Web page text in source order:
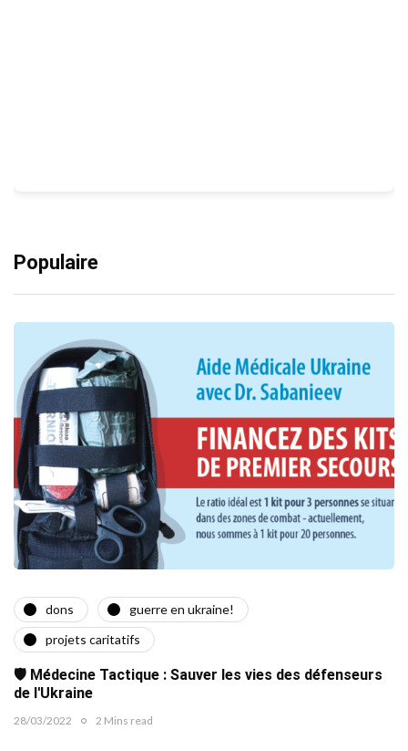
Populaire
dons
guerre en ukraine!
projets caritatifs
🛡️ Médecine Tactique : Sauver les vies des défenseurs
de l'Ukraine
28/03/2022 2 Mins read